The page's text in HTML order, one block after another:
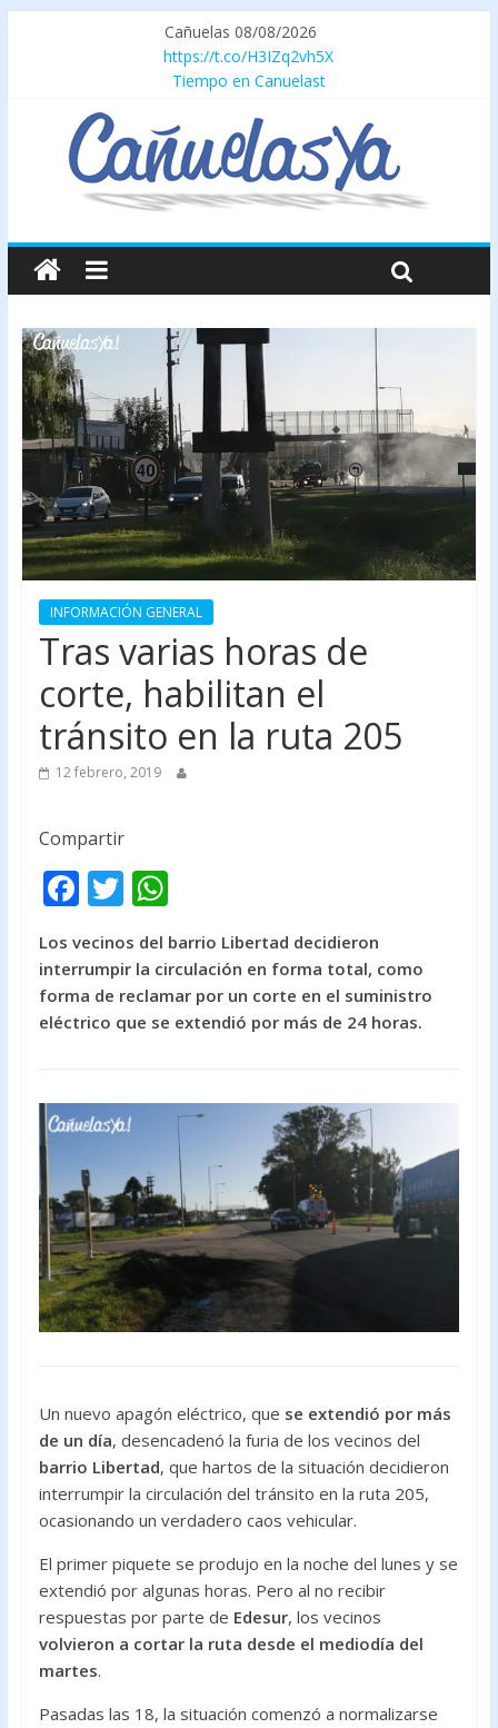
Cañuelas 08/08/2026
https://t.co/H3IZq2vh5X
Tiempo en Canuelast
INFORMACIÓN GENERAL
Tras varias horas de
corte, habilitan el
tránsito en la ruta 205
12 febrero, 2019
Compartir
F
ac
e
b
o
k
T
w
itt
er
W
h
at
s
A
p
Los vecinos del barrio Libertad decidieron
interrumpir la circulación en forma total, como
forma de reclamar por un corte en el suministro
eléctrico que se extendió por más de 24 horas.
Un nuevo apagón eléctrico, que se extendió por más
de un día, desencadenó la furia de los vecinos del
barrio Libertad, que hartos de la situación decidieron
interrumpir la circulación del tránsito en la ruta 205,
ocasionando un verdadero caos vehicular.
El primer piquete se produjo en la noche del lunes y se
extendió por algunas horas. Pero al no recibir
respuestas por parte de Edesur, los vecinos
volvieron a cortar la ruta desde el mediodía del
martes.
Pasadas las 18, la situación comenzó a normalizarse